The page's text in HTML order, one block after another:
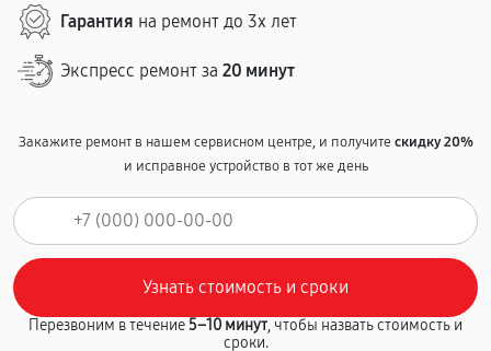
Гарантия на ремонт до 3х лет
Экспресс ремонт за 20 минут
Закажите ремонт в нашем сервисном центре, и получитескидку 20%
и исправное устройство в тот же день
Перезвоним в течение5–10 минут, чтобы назвать стоимость и
сроки.